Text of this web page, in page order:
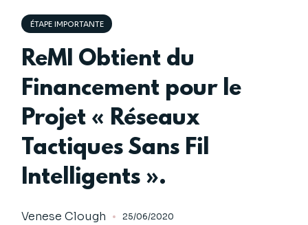
ÉTAPE IMPORTANTE
ReMI Obtient du
Financement pour le
Projet « Réseaux
Tactiques Sans Fil
Intelligents ».
Venese Clough 25/06/2020